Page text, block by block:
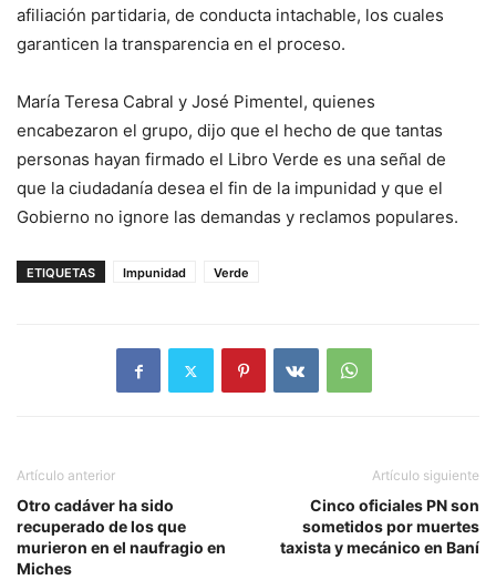
afiliación partidaria, de conducta intachable, los cuales
garanticen la transparencia en el proceso.
María Teresa Cabral y José Pimentel, quienes
encabezaron el grupo, dijo que el hecho de que tantas
personas hayan firmado el Libro Verde es una señal de
que la ciudadanía desea el fin de la impunidad y que el
Gobierno no ignore las demandas y reclamos populares.
ETIQUETAS Impunidad Verde
Artículo anterior
Otro cadáver ha sido
recuperado de los que
murieron en el naufragio en
Miches
Artículo siguiente
Cinco oficiales PN son
sometidos por muertes
taxista y mecánico en Baní